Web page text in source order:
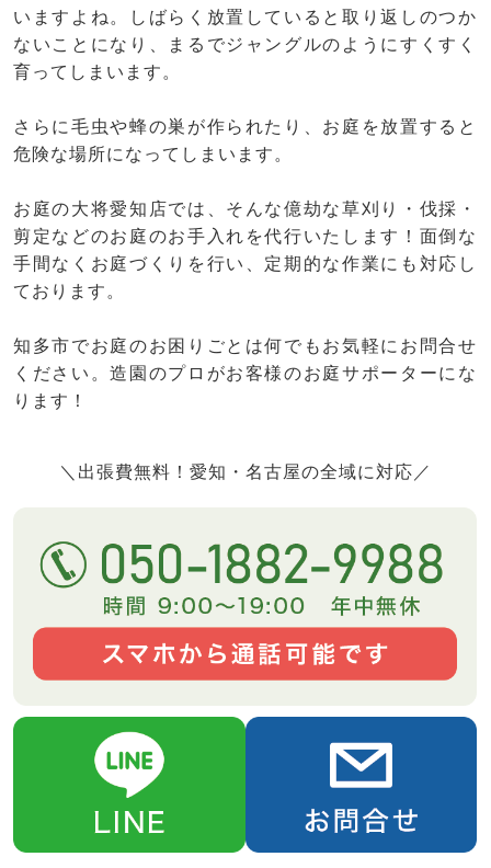
いますよね。しばらく放置していると取り返しのつか
ないことになり、まるでジャングルのようにすくすく
育ってしまいます。
さらに毛虫や蜂の巣が作られたり、お庭を放置すると
危険な場所になってしまいます。
お庭の大将愛知店では、そんな億劫な草刈り・伐採・
剪定などのお庭のお手入れを代行いたします！面倒な
手間なくお庭づくりを行い、定期的な作業にも対応し
ております。
知多市でお庭のお困りごとは何でもお気軽にお問合せ
ください。造園のプロがお客様のお庭サポーターにな
ります！
＼出張費無料！愛知・名古屋の全域に対応／